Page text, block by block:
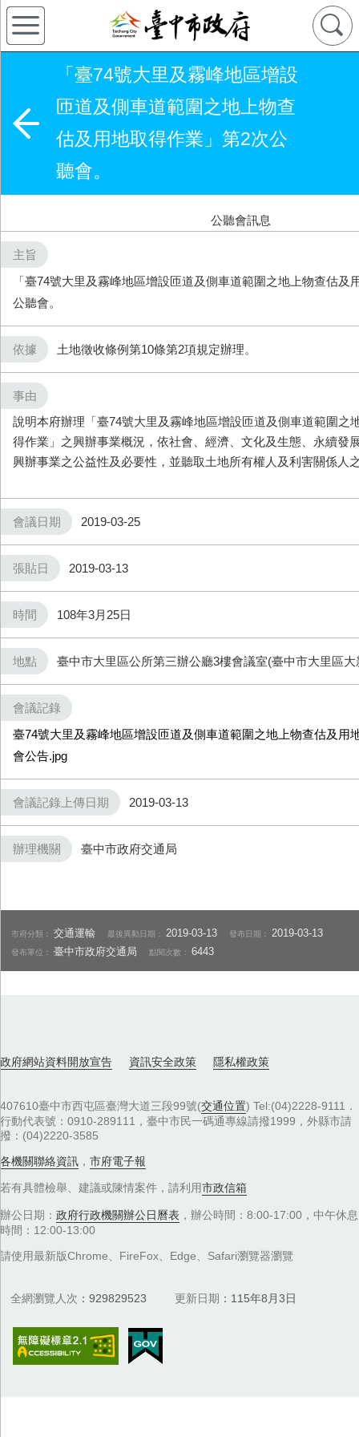
「臺74號大里及霧峰地區增設
匝道及側車道範圍之地上物查
估及用地取得作業」第2次公
聽會。
公聽會訊息
主旨
「臺74號大里及霧峰地區增設匝道及側車道範圍之地上物查估及
公聽會。
依據 土地徵收條例第10條第2項規定辦理。
事由
說明本府辦理「臺74號大里及霧峰地區增設匝道及側車道範圍之
得作業」之興辦事業概況，依社會、經濟、文化及生態、永續發
興辦事業之公益性及必要性，並聽取土地所有權人及利害關係人
會議日期 2019-03-25
張貼日 2019-03-13
時間 108年3月25日
地點 臺中市大里區公所第三辦公廳3樓會議室(臺中市大里區大
會議記錄
臺74號大里及霧峰地區增設匝道及側車道範圍之地上物查估及用
會公告.jpg
會議記錄上傳日期 2019-03-13
辦理機關 臺中市政府交通局
市府分類：交通運輸 最後異動日期： 2019-03-13 發布日期： 2019-03-13
發布單位：臺中市政府交通局 點閱次數：6443
政府網站資料開放宣告 資訊安全政策 隱私權政策
407610臺中市西屯區臺灣大道三段99號(交通位置) Tel:(04)2228-9111．
行動代表號：0910-289111，臺中市民一碼通專線請撥1999，外縣市請
撥：(04)2220-3585
各機關聯絡資訊 ， 市府電子報
若有具體檢舉、建議或陳情案件，請利用市政信箱
辦公日期： 政府行政機關辦公日曆表 ，辦公時間：8:00-17:00，中午休息
時間：12:00-13:00
請使用最新版Chrome、FireFox、Edge、Safari瀏覽器瀏覽
全網瀏覽人次 929829523 更新日期 115年8月3日